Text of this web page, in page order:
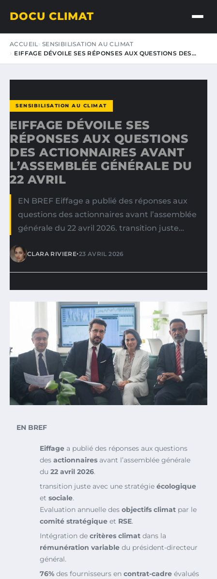
DOCU CLIMAT
ACCUEIL SENSIBILISATION AU CLIMAT
EIFFAGE DÉVOILE SES RÉPONSES AUX QUESTIONS DES…
SENSIBILISATION AU CLIMAT
EIFFAGE DÉVOILE SES
RÉPONSES AUX QUESTIONS
DES ACTIONNAIRES AVANT
L’ASSEMBLÉE GÉNÉRALE DU
22 AVRIL
EN BREF Eiffage a publié des réponses aux
questions des actionnaires avant l’assemblée
générale du 22 avril 2026. transition juste…
CLARA RIVIERE•23 AVRIL 2026
EN BREF
Eiffage a publié des réponses aux questions
des actionnaires avant l’assemblée générale
du 22 avril 2026.
transition juste avec une stratégie écologique
et sociale.
Evaluation annuelle des objectifs climat par le
comité stratégique et RSE.
Intégration de critères climat dans la
rémunération variable du président-directeur
général.
76% des fournisseurs en contrat-cadre évalués